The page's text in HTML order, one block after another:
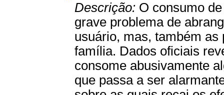
Descrição: O consumo
grave problema de
usuário, mas, também
família. Dados oficiais
consome abusivamente
que passa a ser